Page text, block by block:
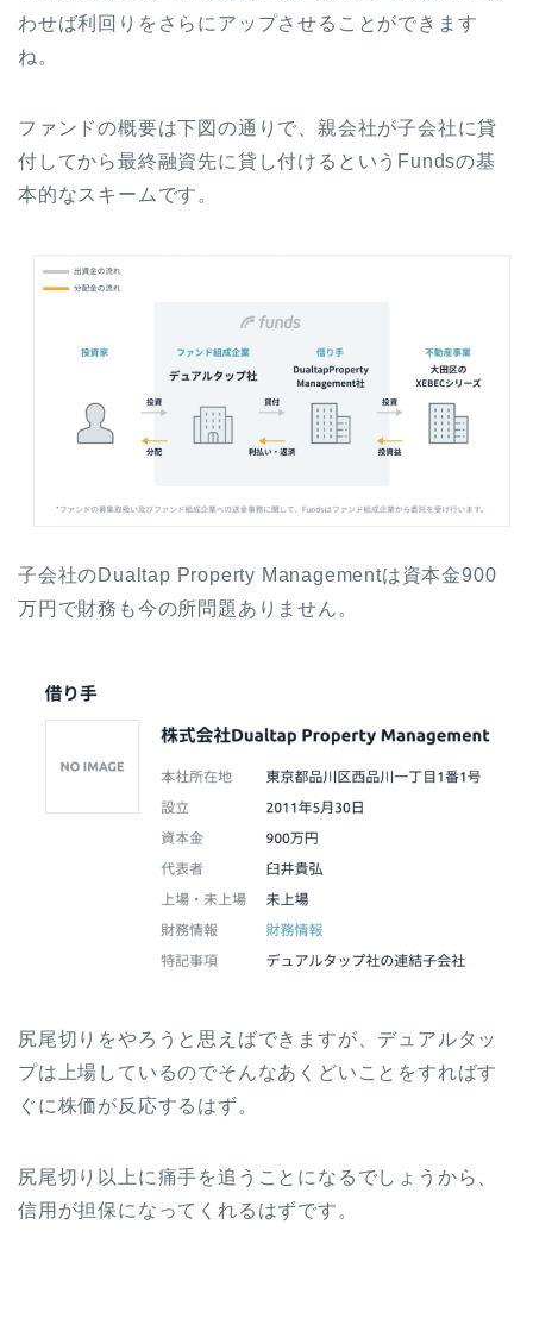
わせば利回りをさらにアップさせることができます
ね。
ファンドの概要は下図の通りで、親会社が子会社に貸
付してから最終融資先に貸し付けるというFundsの基
本的なスキームです。
子会社のDualtap Property Managementは資本金900
万円で財務も今の所問題ありません。
尻尾切りをやろうと思えばできますが、デュアルタッ
プは上場しているのでそんなあくどいことをすればす
ぐに株価が反応するはず。
尻尾切り以上に痛手を追うことになるでしょうから、
信用が担保になってくれるはずです。